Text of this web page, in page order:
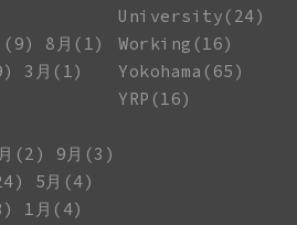
(9)
8月(1)
3月(1)
(2)
9月(3)
5月(4)
1月(4)
University(24)
Working(16)
Yokohama(65)
YRP(16)